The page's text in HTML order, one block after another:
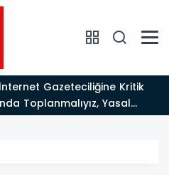
Toplanmalıyız, Yasal
Hazırız"